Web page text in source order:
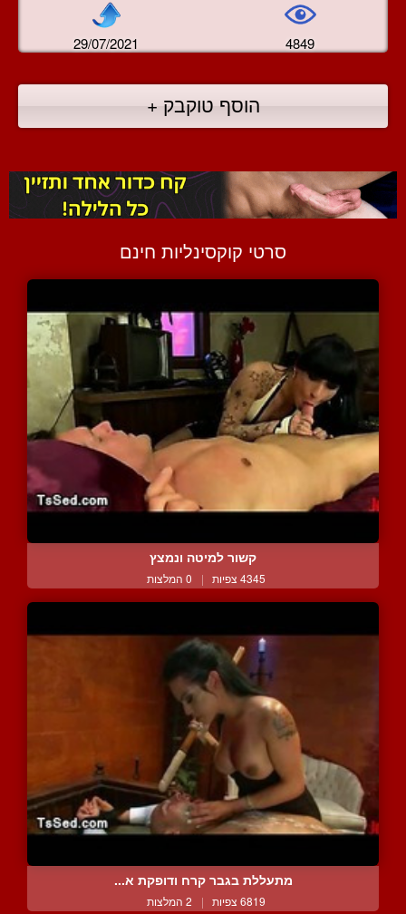
29/07/2021 4849
הוסף טוקבק +
סרטי קוקסינליות חינם
קשור למיטה ונמצץ
4345 צפיות | 0 המלצות
מתעללת בגבר קרח ודופקת א...
6819 צפיות | 2 המלצות